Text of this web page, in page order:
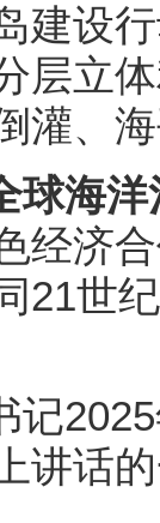
建设
层立
灌、
球海洋
经济
21世
记2025
讲话